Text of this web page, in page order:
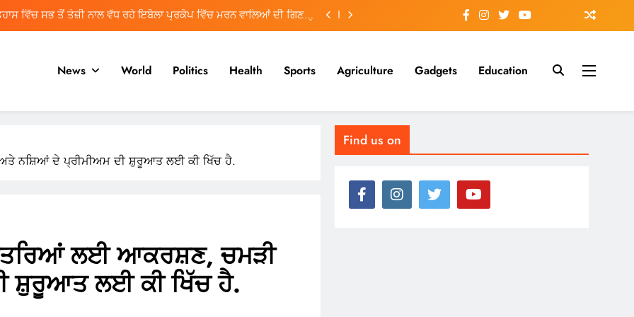
ਵਿੱਚ ਸਭ ਤੋਂ ਤੇਜ਼ੀ ਨਾਲ ਵੱਧ ਰਹੇ ਇਬੋਲਾ ਪ੍ਰਕੋਪ ਵਿੱਚ ਮਰਨ ਵਾਲਿਆਂ ਦੀ ਗਿਣਤੀ
ਇੰਸਟੀਚਿਊਟ ਨੂੰ ਕਾਨੂੰਨੀ ਢਾਂਚਾ ਪ੍ਰਦਾਨ ਕਰਨ ਲਈ ਬਿੱਲ ਲੋਕ ਸਭਾ ਵਿੱਚ ਪੇਸ਼ ਕੀਤਾ
ਮਯੰਕ ਡਾਗਰ ਨੂੰ ਡੀਪੀਐਲ ਰਾਹੀਂ ਆਈਪੀਐਲ ਵਿੱਚ ਵਾਪਸੀ ਦੀ ਉਮੀਦ ਹੈ
News World Politics Health Sports Agriculture Gadgets Education
ਨਸ਼ਿਆਂ ਦੇ ਪ੍ਰੀਮੀਅਮ ਦੀ ਸ਼ੁਰੂਆਤ ਲਈ ਕੀ ਖਿੱਚ ਹੈ.
ਲਈ ਆਕਰਸ਼ਣ, ਚਮੜੀ
ਸ਼ੁਰੂਆਤ ਲਈ ਕੀ ਖਿੱਚ ਹੈ.
Find us on